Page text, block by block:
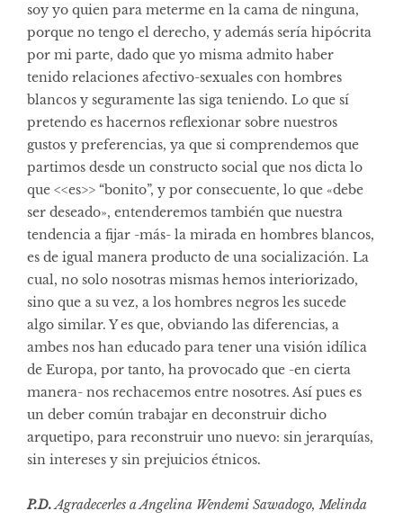
soy yo quien para meterme en la cama de ninguna,
porque no tengo el derecho, y además sería hipócrita
por mi parte, dado que yo misma admito haber
tenido relaciones afectivo-sexuales con hombres
blancos y seguramente las siga teniendo. Lo que sí
pretendo es hacernos reflexionar sobre nuestros
gustos y preferencias, ya que si comprendemos que
partimos desde un constructo social que nos dicta lo
que <<es>> “bonito”, y por consecuente, lo que «debe
ser deseado», entenderemos también que nuestra
tendencia a fijar -más- la mirada en hombres blancos,
es de igual manera producto de una socialización. La
cual, no solo nosotras mismas hemos interiorizado,
sino que a su vez, a los hombres negros les sucede
algo similar. Y es que, obviando las diferencias, a
ambes nos han educado para tener una visión idílica
de Europa, por tanto, ha provocado que -en cierta
manera- nos rechacemos entre nosotres. Así pues es
un deber común trabajar en deconstruir dicho
arquetipo, para reconstruir uno nuevo: sin jerarquías,
sin intereses y sin prejuicios étnicos.
P.D. Agradecerles a Angelina Wendemi Sawadogo, Melinda